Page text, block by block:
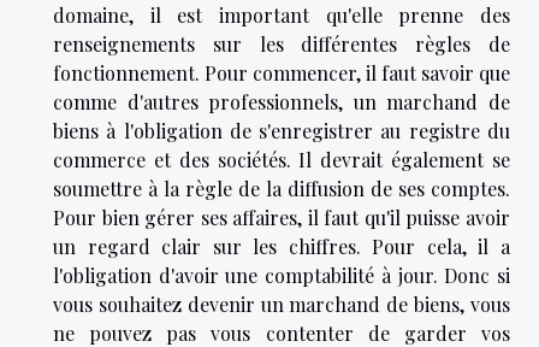
domaine, il est important qu'elle prenne des
renseignements sur les différentes règles de
fonctionnement. Pour commencer, il faut savoir que
comme d'autres professionnels, un marchand de
biens à l'obligation de s'enregistrer au registre du
commerce et des sociétés. Il devrait également se
soumettre à la règle de la diffusion de ses comptes.
Pour bien gérer ses affaires, il faut qu'il puisse avoir
un regard clair sur les chiffres. Pour cela, il a
l'obligation d'avoir une comptabilité à jour. Donc si
vous souhaitez devenir un marchand de biens, vous
ne pouvez pas vous contenter de garder vos